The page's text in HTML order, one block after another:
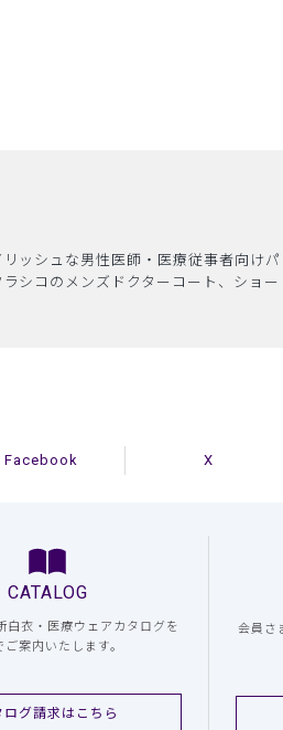
ッシュな男性医師・医療従事者向け
シコのメンズドクターコート、ショ
Facebook X
CATALOG
白衣・医療ウェアカタログを
案内いたします。
ログ請求はこちら
会員さ